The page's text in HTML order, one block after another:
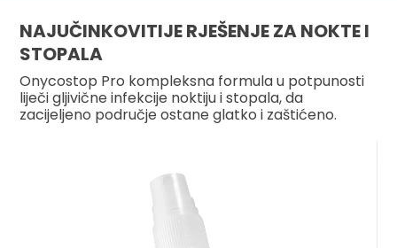
NAJUČINKOVITIJE RJEŠENJE ZA NOKTE I
STOPALA
Onycostop Pro kompleksna formula u potpunosti
liječi gljivične infekcije noktiju i stopala, da
zacijeljeno područje ostane glatko i zaštićeno.